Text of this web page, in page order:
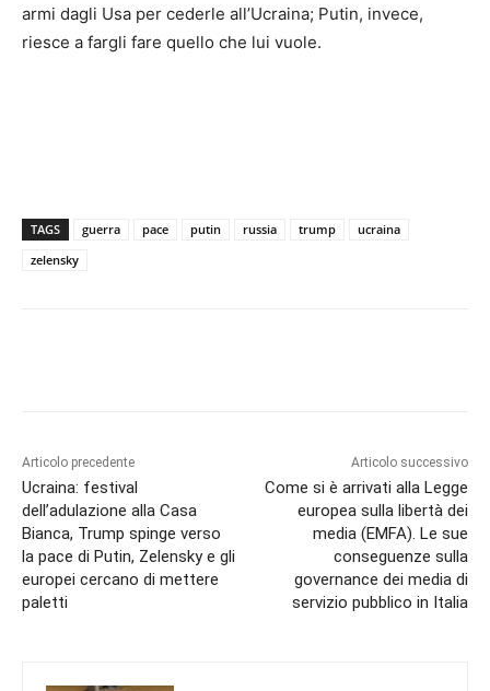
armi dagli Usa per cederle all’Ucraina; Putin, invece,
riesce a fargli fare quello che lui vuole.
TAGS guerra pace putin russia trump
ucraina
zelensky
Articolo precedente
Ucraina: festival
dell’adulazione alla Casa
Bianca, Trump spinge verso
la pace di Putin, Zelensky e gli
europei cercano di mettere
paletti
Articolo successivo
Come si è arrivati alla Legge
europea sulla libertà dei
media (EMFA). Le sue
conseguenze sulla
governance dei media di
servizio pubblico in Italia